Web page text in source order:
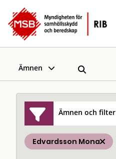
Ämnen
Ämnen och filter
Edvardsson Mona